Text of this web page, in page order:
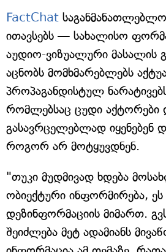
FactChat საგანმანათლებლო
ითავსებს — სახალისო
აუდიო-ვიზუალური მასალის
აცნობს მომხმარებლებს
პროპაგანდისტულ
რომლებსაც ცუდი აქტორები
გასავრცელებლად იყენებენ
როგორ არ მოტყუვდნენ.
"თუკი მუდმივად ხდება
ობიექტური ინფორმირება, ეს
დეზინფორმაციის მიმართ.
შეიძლება მეტ ადამიანს